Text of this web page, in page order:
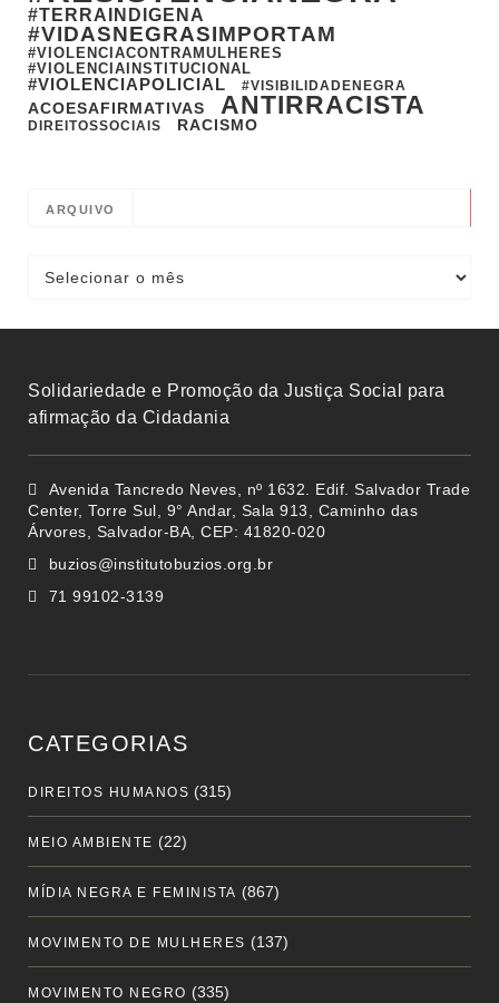
#TERRAINDIGENA
#VIDASNEGRASIMPORTAM
#VIOLENCIACONTRAMULHERES
#VIOLENCIAINSTITUCIONAL
#VIOLENCIAPOLICIAL #VISIBILIDADENEGRA
ACOESAFIRMATIVAS ANTIRRACISTA
DIREITOSSOCIAIS RACISMO
ARQUIVO
Solidariedade e Promoção da Justiça Social para
afirmação da Cidadania
Avenida Tancredo Neves, nº 1632. Edif. Salvador Trade
Center, Torre Sul, 9° Andar, Sala 913, Caminho das
Árvores, Salvador-BA, CEP: 41820-020
buzios@institutobuzios.org.br
71 99102-3139
CATEGORIAS
DIREITOS HUMANOS (315)
MEIO AMBIENTE (22)
MÍDIA NEGRA E FEMINISTA (867)
MOVIMENTO DE MULHERES (137)
MOVIMENTO NEGRO (335)